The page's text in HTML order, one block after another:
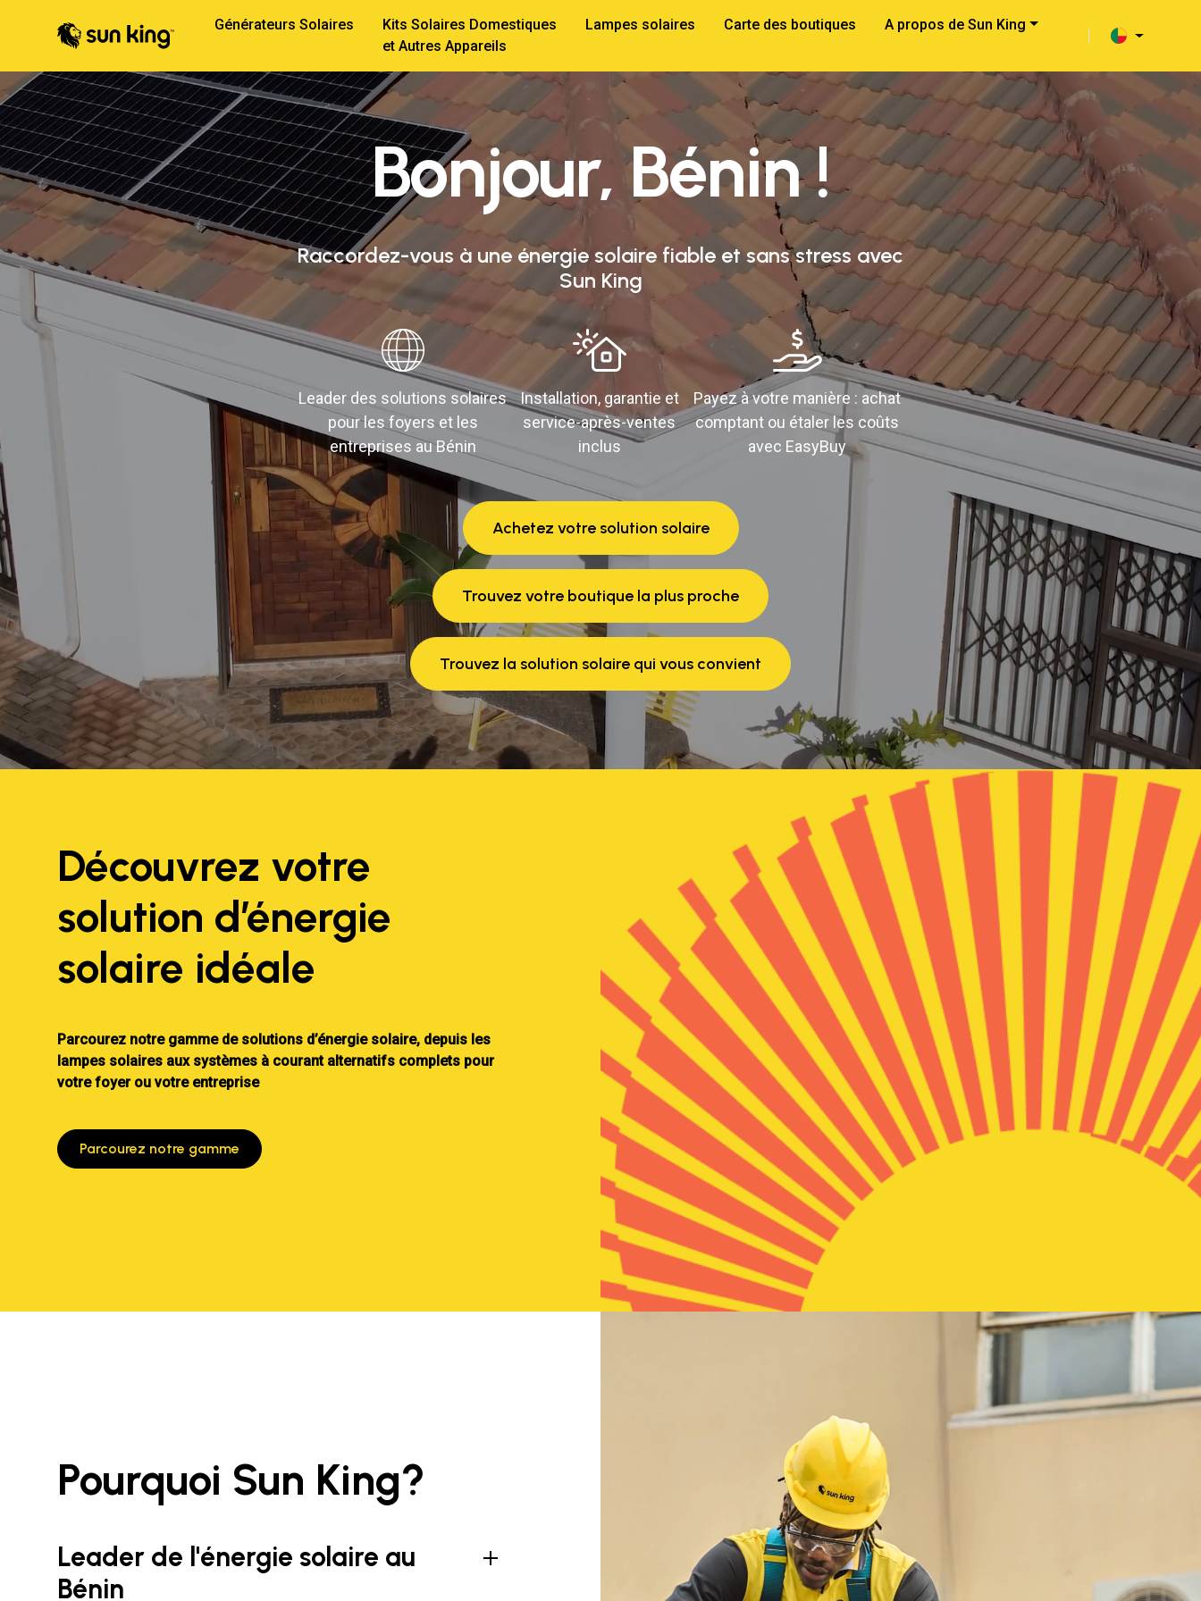
Générateurs Solaires
Kits Solaires Domestiques
et Autres Appareils
Lampes solaires Carte des boutiques A propos de Sun King
Bonjour, Bénin !
Raccordez-vous à une énergie solaire fiable et sans stress avec
Sun King
Leader des solutions solaires
pour les foyers et les
entreprises au Bénin
Installation, garantie et
service-après-ventes
inclus
Payez à votre manière : achat
comptant ou étaler les coûts
avec EasyBuy
Achetez votre solution solaire
Trouvez votre boutique la plus proche
Trouvez la solution solaire qui vous convient
Découvrez votre
solution d’énergie
solaire idéale
Parcourez notre gamme de solutions d’énergie solaire, depuis les
lampes solaires aux systèmes à courant alternatifs complets pour
votre foyer ou votre entreprise
Parcourez notre gamme
Pourquoi Sun King?
Leader de l'énergie solaire au
Bénin